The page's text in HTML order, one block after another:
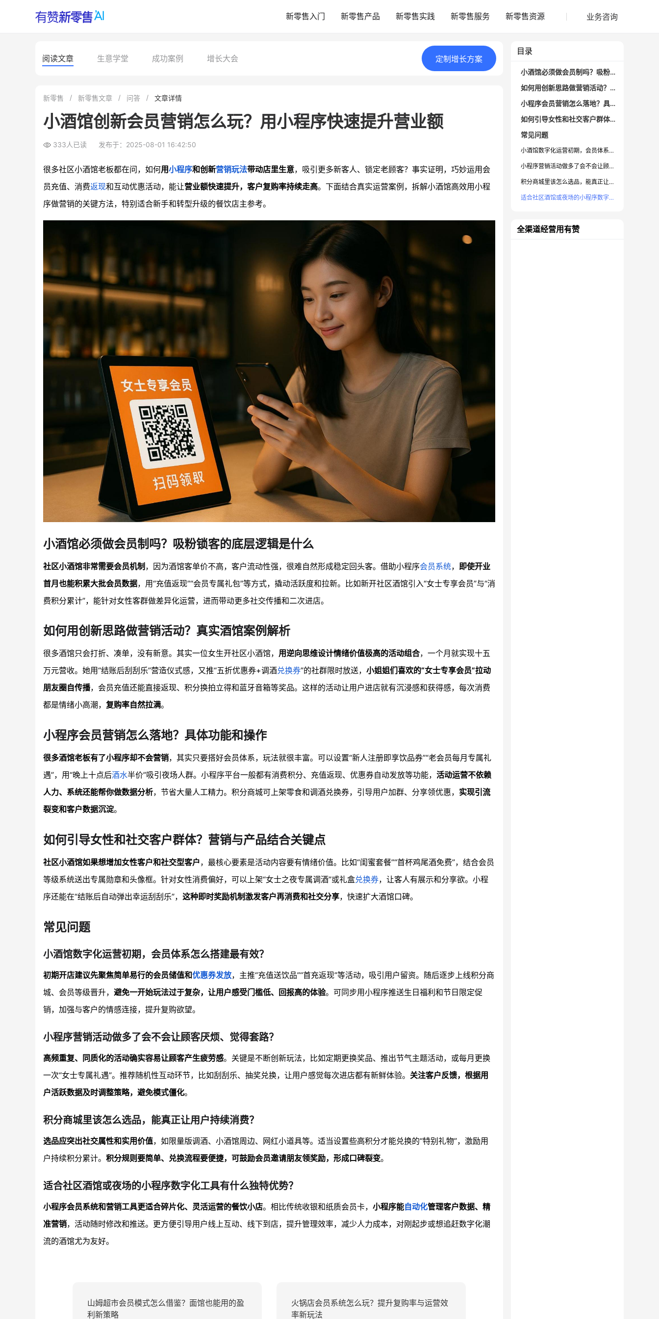
新零售入门 新零售产品 新零售实践 新零售服务 新零售资源 业务咨询
阅读文章 生意学堂 成功案例 增长大会 定制 增长方案
新零售 新零售文章 问答 文章详情
小酒馆创新会员营销怎么玩？用小程序快速提升营业额
333人已读 发布于：2025-08-01 16:42:50
很多社区小酒馆老板都在问，如何用小程序和创新营销玩法带动店里生意，吸引更多新客人、锁定老顾客？事实证明，巧妙运用会
员充值、消费返现和互动优惠活动，能让营业额快速提升，客户复购率持续走高。下面结合真实运营案例，拆解小酒馆高效用小程
序做营销的关键方法，特别适合新手和转型升级的餐饮店主参考。
小酒馆必须做会员制吗？吸粉锁客的底层逻辑是什么
社区小酒馆非常需要会员机制 ，因为酒馆客单价不高，客户流动性强，很难自然形成稳定回头客。借助小程序会员系统， 即使开业
首月也能积累大批会员数据，用“充值返现”“会员专属礼包”等方式，撬动活跃度和拉新。比如新开社区酒馆引入“女士专享会员”与“消
费积分累计”，能针对女性客群做差异化运营，进而带动更多社交传播和二次进店。
如何用创新思路做营销活动？真实酒馆案例解析
很多酒馆只会打折、凑单，没有新意。其实一位女生开社区小酒馆， 用逆向思维设计情绪价值极高的活动组合，一个月就实现十五
万元营收。她用“结账后刮刮乐”营造仪式感，又推“五折优惠券+调酒兑换券”的社群限时放送， 小姐姐们喜欢的“女士专享会员”拉动
朋友圈自传播，会员充值还能直接返现、积分换拍立得和蓝牙音箱等奖品。这样的活动让用户进店就有沉浸感和获得感，每次消费
都是情绪小高潮， 复购率自然拉满。
小程序会员营销怎么落地？具体功能和操作
很多酒馆老板有了小程序却不会营销，其实只要搭好会员体系，玩法就很丰富。可以设置“新人注册即享饮品券”“老会员每月专属礼
遇”，用“晚上十点后酒水半价”吸引夜场人群。小程序平台一般都有消费积分、充值返现、优惠券自动发放等功能， 活动运营不依赖
人力、系统还能帮你做数据分析，节省大量人工精力。积分商城可上架零食和调酒兑换券，引导用户加群、分享领优惠， 实现引流
裂变和客户数据沉淀。
如何引导女性和社交客户群体？营销与产品结合关键点
社区小酒馆如果想增加女性客户和社交型客户，最核心要素是活动内容要有情绪价值。比如“闺蜜套餐”“首杯鸡尾酒免费”，结合会员
等级系统送出专属勋章和头像框。针对女性消费偏好，可以上架“女士之夜专属调酒”或礼盒兑换券，让客人有展示和分享欲。小程
序还能在“结账后自动弹出幸运刮刮乐”， 这种即时奖励机制激发客户再消费和社交分享，快速扩大酒馆口碑。
常见问题
小酒馆数字化运营初期，会员体系怎么搭建最有效？
初期开店建议先聚焦简单易行的会员储值和优惠券发放，主推“充值送饮品”“首充返现”等活动，吸引用户留资。随后逐步上线积分商
城、会员等级晋升， 避免一开始玩法过于复杂，让用户感受门槛低、回报高的体验。可同步用小程序推送生日福利和节日限定促
销，加强与客户的情感连接，提升复购欲望。
小程序营销活动做多了会不会让顾客厌烦、觉得套路？
高频重复、同质化的活动确实容易让顾客产生疲劳感。关键是不断创新玩法，比如定期更换奖品、推出节气主题活动，或每月更换
一次“女士专属礼遇”。推荐随机性互动环节，比如刮刮乐、抽奖兑换，让用户感觉每次进店都有新鲜体验。 关注客户反馈，根据用
户活跃数据及时调整策略，避免模式僵化。
积分商城里该怎么选品，能真正让用户持续消费？
选品应突出社交属性和实用价值，如限量版调酒、小酒馆周边、网红小道具等。适当设置些高积分才能兑换的“特别礼物”，激励用
户持续积分累计。 积分规则要简单、兑换流程要便捷，可鼓励会员邀请朋友领奖励，形成口碑裂变。
适合社区酒馆或夜场的小程序数字化工具有什么独特优势？
小程序会员系统和营销工具更适合碎片化、灵活运营的餐饮小店。相比传统收银和纸质会员卡， 小程序能自动化管理客户数据、精
准营销，活动随时修改和推送。更方便引导用户线上互动、线下到店，提升管理效率，减少人力成本，对刚起步或想追赶数字化潮
流的酒馆尤为友好。
山姆超市会员模式怎么借鉴？面馆也能用的盈
利新策略
火锅店会员系统怎么玩？提升复购率与运营效
率新玩法
目录
小酒馆必须做会员制吗？吸粉锁客的底层逻辑是什么
如何用创新思路做营销活动？真实酒馆案例解析
小程序会员营销怎么落地？具体功能和操作
如何引导女性和社交客户群体？营销与产品结合关键点
常见问题
小酒馆数字化运营初期，会员体系怎么搭建最有效？
小程序营销活动做多了会不会让顾客厌烦、觉得套路？
积分商城里该怎么选品，能真正让用户持续消费？
适合社区酒馆或夜场的小程序数字化工具有什么独特优势？
全渠道经营用有赞